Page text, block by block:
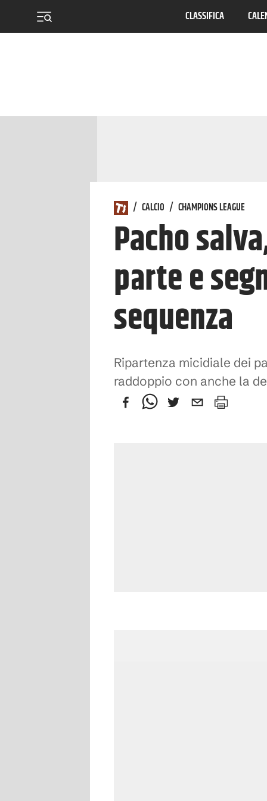
CLASSIFICA
/ CALCIO / CHAMPIONS LEAGUE
Pacho
parte e
sequenza
Ripartenza micidiale dei
raddoppio con anche la